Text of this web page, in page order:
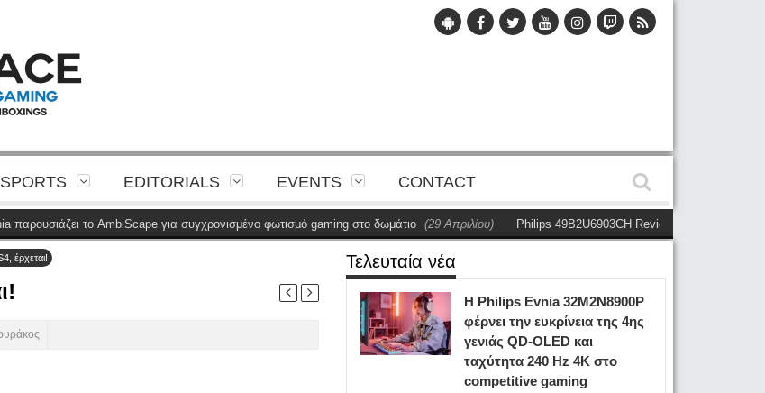
EDITORIALS EVENTS CONTACT
το AmbiScape για συγχρονισμένο φωτισμό gaming στο δωμάτιο (29 Απριλίου) Philips 49B2U6903CH Review: Το ultrawide εργαλείο που
έρχεται! Τελευταία νέα
Η Philips Evnia 32M2N8900P
φέρνει την ευκρίνεια της 4ης
γενιάς QD-OLED και
ταχύτητα 240 Hz 4K στο
competitive gaming